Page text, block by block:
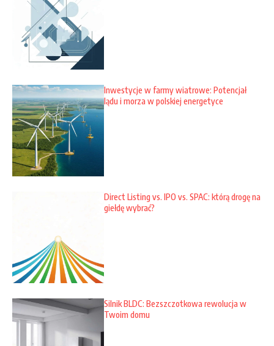
Inwestycje w farmy wiatrowe: Potencjał
lądu i morza w polskiej energetyce
Direct Listing vs. IPO vs. SPAC: którą drogę na
giełdę wybrać?
Silnik BLDC: Bezszczotkowa rewolucja w
Twoim domu